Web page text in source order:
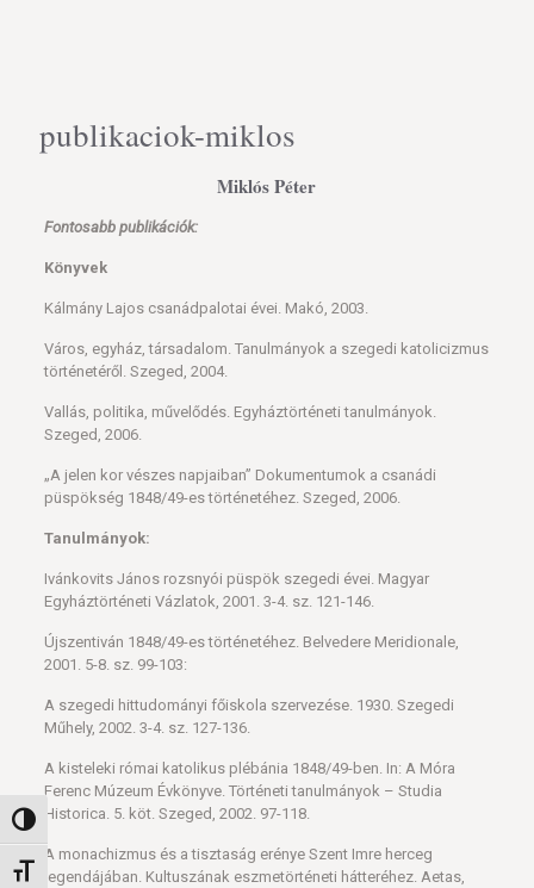
Nagy kontraszt váltása
Betűméret váltása
publikaciok-miklos
Miklós Péter
Fontosabb publikációk:
Könyvek
Kálmány Lajos csanádpalotai évei. Makó, 2003.
Város, egyház, társadalom. Tanulmányok a szegedi katolicizmus
történetéről. Szeged, 2004.
Vallás, politika, művelődés. Egyháztörténeti tanulmányok.
Szeged, 2006.
„A jelen kor vészes napjaiban” Dokumentumok a csanádi
püspökség 1848/49-es történetéhez. Szeged, 2006.
Tanulmányok:
Ivánkovits János rozsnyói püspök szegedi évei. Magyar
Egyháztörténeti Vázlatok, 2001. 3-4. sz. 121-146.
Újszentiván 1848/49-es történetéhez. Belvedere Meridionale,
2001. 5-8. sz. 99-103:
A szegedi hittudományi főiskola szervezése. 1930. Szegedi
Műhely, 2002. 3-4. sz. 127-136.
A kisteleki római katolikus plébánia 1848/49-ben. In: A Móra
Ferenc Múzeum Évkönyve. Történeti tanulmányok – Studia
Historica. 5. köt. Szeged, 2002. 97-118.
A monachizmus és a tisztaság erénye Szent Imre herceg
legendájában. Kultuszának eszmetörténeti hátteréhez. Aetas,